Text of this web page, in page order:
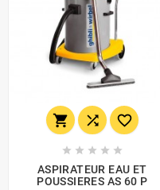
  
    
ASPIRATEUR EAU ET
POUSSIERES AS 60 P